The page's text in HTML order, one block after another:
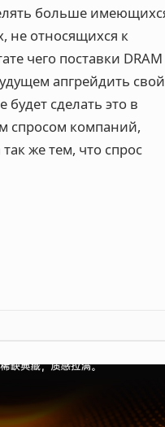
больше
не относящихся к
чего поставки DRAM
апгрейдить свой
сделать это в
спросом компаний,
же тем, что спрос